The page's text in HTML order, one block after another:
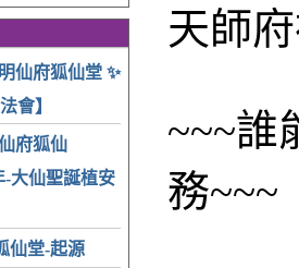
仙府狐仙堂 ✨
會】
府狐仙
-大仙聖誕植安
仙堂-起源
天師
~~~誰
務~~~